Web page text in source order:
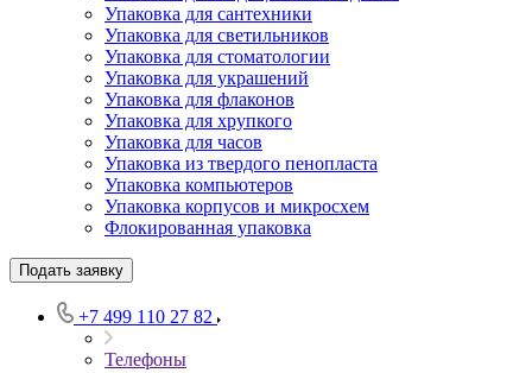
Упаковка для сантехники
Упаковка для светильников
Упаковка для стоматологии
Упаковка для украшений
Упаковка для флаконов
Упаковка для хрупкого
Упаковка для часов
Упаковка из твердого пенопласта
Упаковка компьютеров
Упаковка корпусов и микросхем
Флокированная упаковка
Подать заявку
+7 499 110 27 82
Телефоны